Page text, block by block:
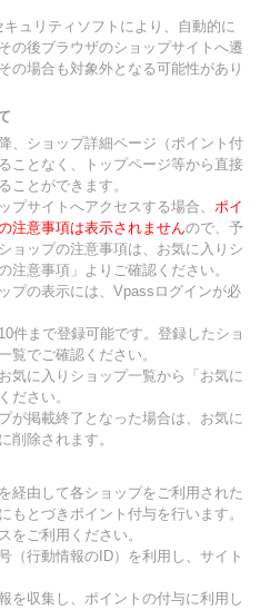
ュリティソフトにより、自動的に
の後ブラウザのショップサイトへ遷
の場合も対象外となる可能性があり
、ショップ詳細ページ（ポイント付
ことなく、トップページ等から直接
ことができます。
プサイトへアクセスする場合、 ポイ
注意事項は表示されませんので、予
ョップの注意事項は、お気に入りシ
注意事項」よりご確認ください。
プの表示には、Vpassログインが必
件まで登録可能です。登録したショ
覧でご確認ください。
気に入りショップ一覧から「お気に
ださい。
が掲載終了となった場合は、お気に
削除されます。
経由して各ショップをご利用された
もとづきポイント付与を行います。
をご利用ください。
（行動情報のID）を利用し、サイト
を収集し、ポイントの付与に利用し